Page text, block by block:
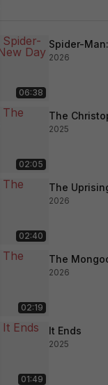
06:38
Spider-
2026
02:05
The
2025
02:40
The
2026
02:19
The
2026
01:49
It Ends
2025